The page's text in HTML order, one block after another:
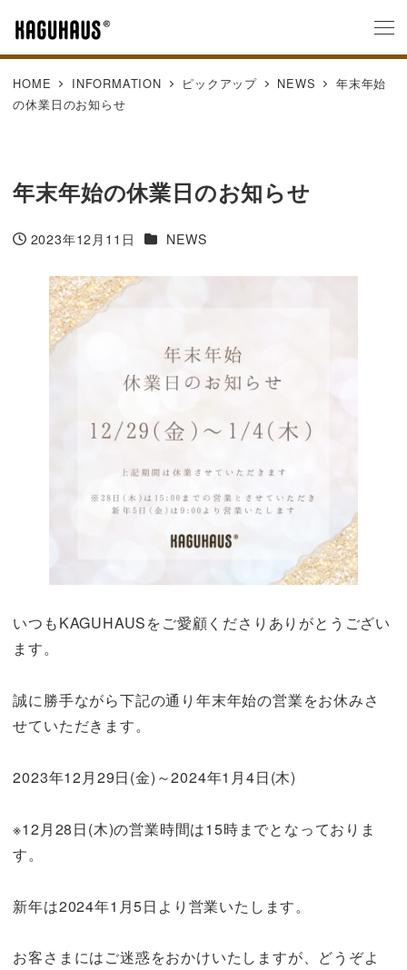
HOME INFORMATION ピックアップ NEWS
年末年始
の休業日のお知らせ
年末年始の休業日のお知らせ
投稿日
2023年12月11日 カテゴリー
NEWS
いつもKAGUHAUSをご愛顧くださりありがとうござい
ます。
誠に勝手ながら下記の通り年末年始の営業をお休みさ
せていただきます。
2023年12月29日(金)～2024年1月4日(木)
※12月28日(木)の営業時間は15時までとなっておりま
す。
新年は2024年1月5日より営業いたします。
お客さまにはご迷惑をおかけいたしますが、どうぞよ